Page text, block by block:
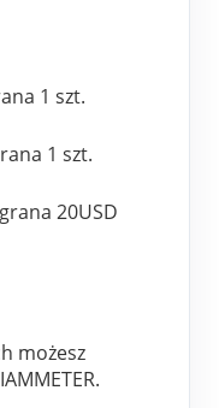
1 szt.
1 szt.
20USD
możesz